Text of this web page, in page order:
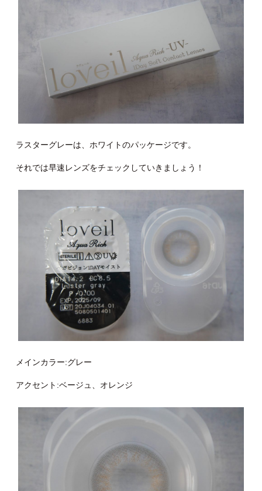
ラスターグレーは、ホワイトのパッケージです。
それでは早速レンズをチェックしていきましょう！
メインカラー:グレー
アクセント:ベージュ、オレンジ